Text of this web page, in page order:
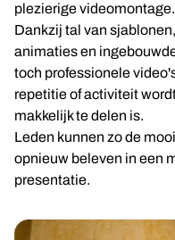
plezierige videomontage.
Dankzij tal van
animaties en
toch professionele
repetitie of activiteit
makkelijk te delen is.
Leden kunnen zo de
opnieuw beleven in een
presentatie.